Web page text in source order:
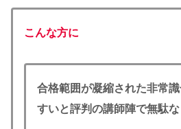
こんな方に
合格範囲が凝縮された非常
すいと評判の講師陣で無駄